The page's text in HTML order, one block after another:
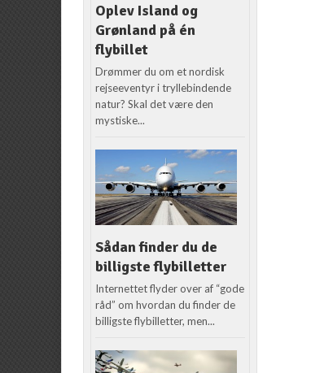
Oplev Island og
Grønland på én
flybillet
Drømmer du om et nordisk
rejseeventyr i tryllebindende
natur? Skal det være den
mystiske...
Sådan finder du de
billigste flybilletter
Internettet flyder over af “gode
råd” om hvordan du finder de
billigste flybilletter, men...